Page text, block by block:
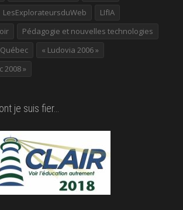
LesExplorateursduWeb
LIfIA
Pédagogie et nouvelles technologies
« Ludovia 2006 »
2008 »
je suis fier…